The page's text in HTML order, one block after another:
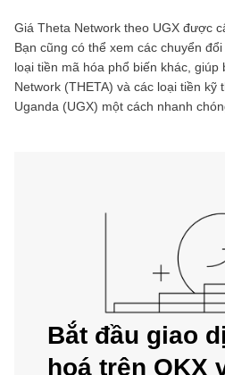
Giá Theta Network theo UGX được
Bạn cũng có thể xem các chuyển
loại tiền mã hóa phổ biến khác, giúp
Network (THETA) và các loại tiền kỹ
Uganda (UGX) một cách nhanh
Bắt đầu giao
hoá trên OKX